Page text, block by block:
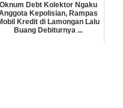
Oknum Debt Kolektor Ngaku
Kepolisian, Rampas
Kredit di Lamongan Lalu
Buang Debiturnya ...